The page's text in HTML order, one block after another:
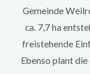
Gemeinde
ca. 7,7 ha
freistehende
Ebenso plant